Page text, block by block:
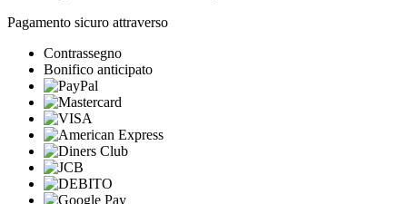
Pagamento sicuro attraverso
Contrassegno
Bonifico anticipato